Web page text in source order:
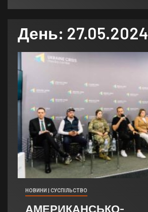
День: 27.05.2024
НОВИНИ | СУСПІЛЬСТВО
АМЕРИКАНСЬКО-